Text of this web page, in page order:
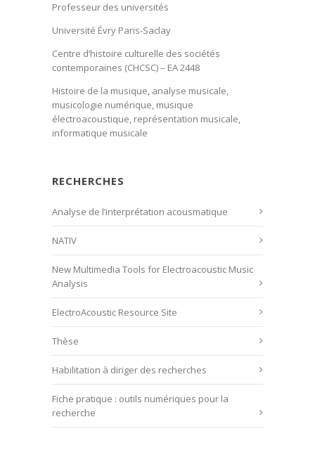
Professeur des universités
Université Évry Paris-Saclay
Centre d’histoire culturelle des sociétés
contemporaines (CHCSC) – EA 2448
Histoire de la musique, analyse musicale,
musicologie numérique, musique
électroacoustique, représentation musicale,
informatique musicale
RECHERCHES
Analyse de l’interprétation acousmatique
NATIV
New Multimedia Tools for Electroacoustic Music
Analysis
ElectroAcoustic Resource Site
Thèse
Habilitation à diriger des recherches
Fiche pratique : outils numériques pour la
recherche